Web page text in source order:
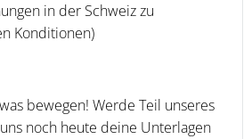
in der Schweiz zu
Konditionen)
bewegen! Werde Teil unseres
noch heute deine Unterlagen